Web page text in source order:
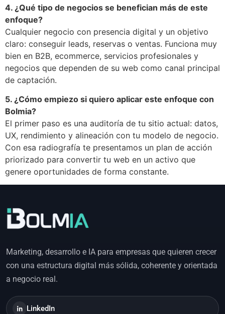
4. ¿Qué tipo de negocios se benefician más de este
enfoque?
Cualquier negocio con presencia digital y un objetivo
claro: conseguir leads, reservas o ventas. Funciona muy
bien en B2B, ecommerce, servicios profesionales y
negocios que dependen de su web como canal principal
de captación.
5. ¿Cómo empiezo si quiero aplicar este enfoque con
Bolmia?
El primer paso es una auditoría de tu sitio actual: datos,
UX, rendimiento y alineación con tu modelo de negocio.
Con esa radiografía te presentamos un plan de acción
priorizado para convertir tu web en un activo que
genere oportunidades de forma constante.
Marketing, desarrollo e IA para empresas que quieren crecer
con una estructura digital más sólida, coherente y orientada
a negocio real.
LinkedIn